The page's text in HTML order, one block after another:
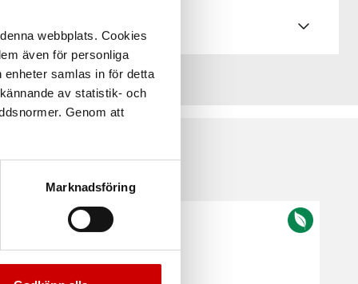
webbplats. Cookies
även för personliga
samlas in för detta
av statistik- och
Genom att
Marknadsföring